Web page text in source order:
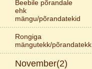
Beebile põrandale
ehk
mängu/põrandatekid
Rongiga
mängutekk/põrandatekk
November(2)